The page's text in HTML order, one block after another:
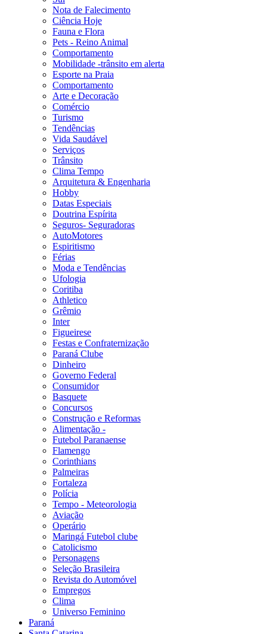
Nota de Falecimento
Ciência Hoje
Fauna e Flora
Pets - Reino Animal
Comportamento
Mobilidade -trânsito em alerta
Esporte na Praia
Comportamento
Arte e Decoração
Comércio
Turismo
Tendências
Vida Saudável
Serviços
Trânsito
Clima Tempo
Arquitetura & Engenharia
Hobby
Datas Especiais
Doutrina Espírita
Seguros- Seguradoras
AutoMotores
Espiritismo
Férias
Moda e Tendências
Ufologia
Coritiba
Athletico
Grêmio
Inter
Figueirese
Festas e Confraternização
Paraná Clube
Dinheiro
Governo Federal
Consumidor
Basquete
Concursos
Construção e Reformas
Alimentação -
Futebol Paranaense
Flamengo
Corinthians
Palmeiras
Fortaleza
Polícia
Tempo - Meteorologia
Aviação
Operário
Maringá Futebol clube
Catolicismo
Personagens
Seleção Brasileira
Revista do Automóvel
Empregos
Clima
Universo Feminino
Paraná